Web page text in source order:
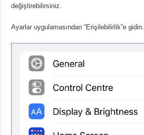
değiştirebilirsiniz.
Ayarlar uygulamasından “Erişilebilirlik”e gidin.